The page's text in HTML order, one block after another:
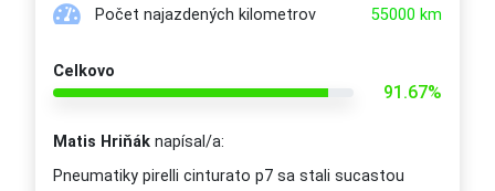
Počet najazdených kilometrov 55000 km
Celkovo
91.67%
Matis Hriňák napísal/a:
Pneumatiky pirelli cinturato p7 sa stali sucastou